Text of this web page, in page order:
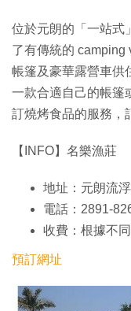
位於元朗的「一站式
了有傳統的 camping
帳篷及豪華露營車供
一款合適自己的帳篷
訂燒烤食品的服務，
【INFO】名樂漁莊
地址：元朗流
電話：2891-
收費：根據不
預訂網址